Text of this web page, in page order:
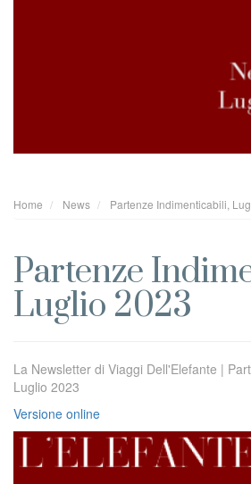
Home News Partenze Indimenticabili,
Partenze
Luglio 2023
La Newsletter di Viaggi Dell'Elefante |
Luglio 2023
Versione online